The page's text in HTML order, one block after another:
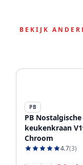
BEKIJK
PB
PB Nostalgische
keukenkraan
Chroom
4.7(3)